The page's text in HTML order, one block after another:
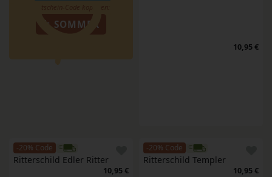
SOMMER
10,95 €
-20% Code
Ritterschild Edler Ritter
10,95 €
-20% Code
Ritterschild Templer
10,95 €